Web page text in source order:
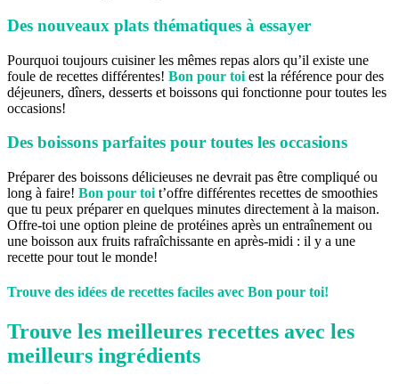
Des nouveaux plats thématiques à essayer
Pourquoi toujours cuisiner les mêmes repas alors qu’il existe une
foule de recettes différentes! Bon pour toi est la référence pour des
déjeuners, dîners, desserts et boissons qui fonctionne pour toutes les
occasions!
Des boissons parfaites pour toutes les occasions
Préparer des boissons délicieuses ne devrait pas être compliqué ou
long à faire! Bon pour toi t’offre différentes recettes de smoothies
que tu peux préparer en quelques minutes directement à la maison.
Offre-toi une option pleine de protéines après un entraînement ou
une boisson aux fruits rafraîchissante en après-midi : il y a une
recette pour tout le monde!
Trouve des idées de recettes faciles avec Bon pour toi!
Trouve les meilleures recettes avec les
meilleurs ingrédients